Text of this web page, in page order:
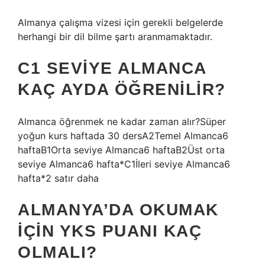
Almanya çalışma vizesi için gerekli belgelerde
herhangi bir dil bilme şartı aranmamaktadır.
C1 SEVIYE ALMANCA
KAÇ AYDA ÖĞRENILIR?
Almanca öğrenmek ne kadar zaman alır?Süper
yoğun kurs haftada 30 dersA2Temel Almanca6
haftaB1Orta seviye Almanca6 haftaB2Üst orta
seviye Almanca6 hafta*C1İleri seviye Almanca6
hafta*2 satır daha
ALMANYA’DA OKUMAK
IÇIN YKS PUANI KAÇ
OLMALI?